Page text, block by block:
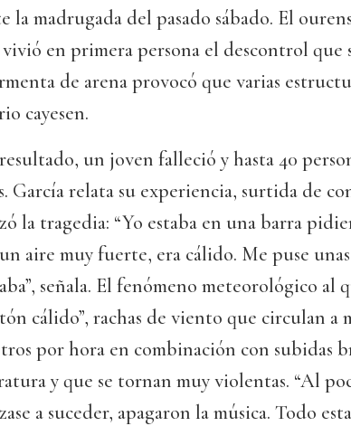
la madrugada del pasado sábado. El
en primera persona el descontrol que
de arena provocó que varias
cayesen.
un joven falleció y hasta 40
García relata su experiencia, surtida de
la tragedia: “Yo estaba en una barra
aire muy fuerte, era cálido. Me puse
señala. El fenómeno meteorológico al
cálido”, rachas de viento que circulan a
por hora en combinación con subidas
y que se tornan muy violentas. “Al
a suceder, apagaron la música. Todo